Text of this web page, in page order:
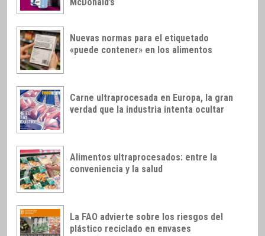
McDonald’s
Nuevas normas para el etiquetado
«puede contener» en los alimentos
Carne ultraprocesada en Europa, la gran
verdad que la industria intenta ocultar
Alimentos ultraprocesados: entre la
conveniencia y la salud
La FAO advierte sobre los riesgos del
plástico reciclado en envases